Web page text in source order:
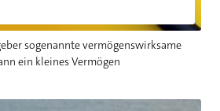
sogenannte vermögenswirksame
ein kleines Vermögen